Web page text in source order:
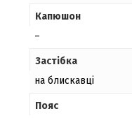
Капюшон
–
Застібка
на блискавці
Пояс